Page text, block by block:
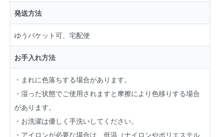
発送方法
ゆうパケット可、宅配便
お手入れ方法
・まれに色落ちする場合があります。
・湿った状態でご使用されますと摩擦により色移りする場合
があります。
・お洗濯は優しく手洗いしてください。
・アイロンが必要な場合は、低温（ナイロンやポリエステル